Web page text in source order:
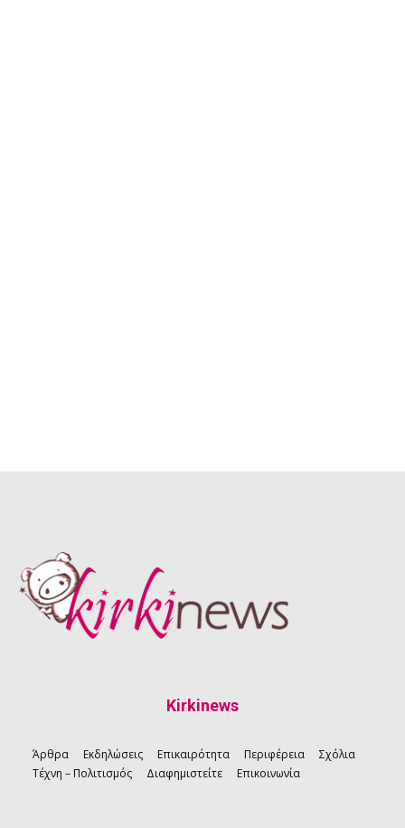
Kirkinews
Άρθρα Εκδηλώσεις Επικαιρότητα Περιφέρεια
Σχόλια
Τέχνη – Πολιτισμός
Διαφημιστείτε Επικοινωνία